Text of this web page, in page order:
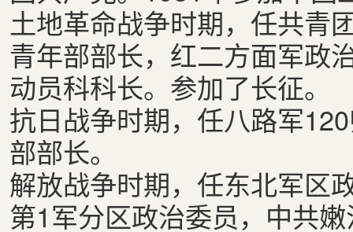
土地革命战争时期，任共青
青年部部长，红二方面军政
动员科科长。参加了长征。
抗日战争时期，任八路军
部部长。
解放战争时期，任东北军区
第1军分区政治委员，中共